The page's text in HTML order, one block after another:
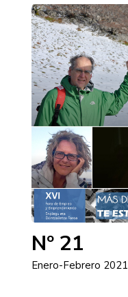
Nº 21
Enero-Febrero 2021